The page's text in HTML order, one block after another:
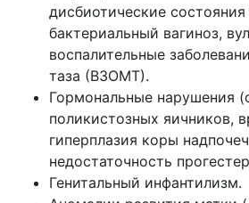
дисбиотические
бактериальный вагиноз,
воспалительные
таза (ВЗОМТ).
Гормональные нарушения
поликистозных яичников,
гиперплазия коры
недостаточность
Генитальный инфантилизм.